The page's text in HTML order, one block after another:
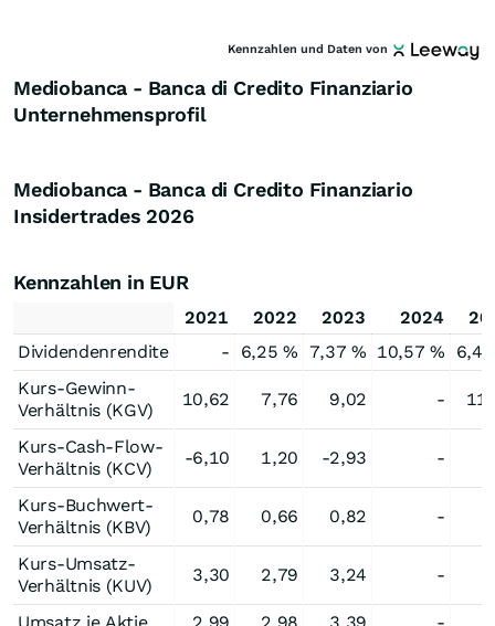
Kennzahlen und Daten von
Mediobanca - Banca di Credito Finanziario
Unternehmensprofil
Mediobanca - Banca di Credito Finanziario
Insidertrades 2026
Kennzahlen in EUR
2021 2022 2023 2024
Dividendenrendite
- 6,25 % 7,37 % 10,57 %
Kurs-Gewinn-
Verhältnis (KGV)
10,62 7,76 9,02 -
Kurs-Cash-Flow-
Verhältnis (KCV)
-6,10 1,20 -2,93 -
Kurs-Buchwert-
Verhältnis (KBV)
0,78 0,66 0,82 -
Kurs-Umsatz-
Verhältnis (KUV)
3,30 2,79 3,24 -